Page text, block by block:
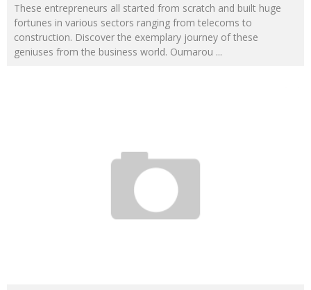
These entrepreneurs all started from scratch and built huge
fortunes in various sectors ranging from telecoms to
construction. Discover the exemplary journey of these
geniuses from the business world. Oumarou ...